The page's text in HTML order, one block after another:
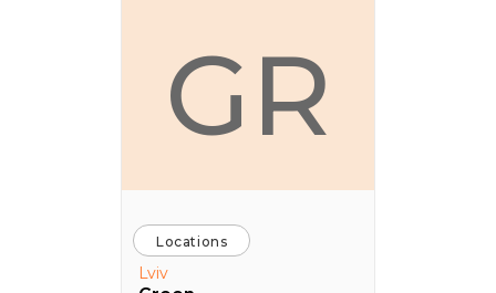
GR
Locations
Lviv